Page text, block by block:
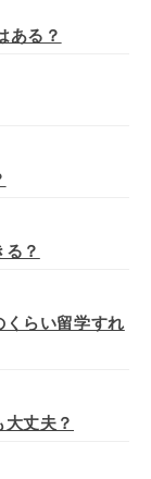
ある？
？
らい留学すれ
丈夫？